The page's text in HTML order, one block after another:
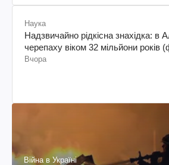
Наука
Надзвичайно рідкісна знахідка: в
черепаху віком 32 мільйони років
Вчора
Війна в Україні